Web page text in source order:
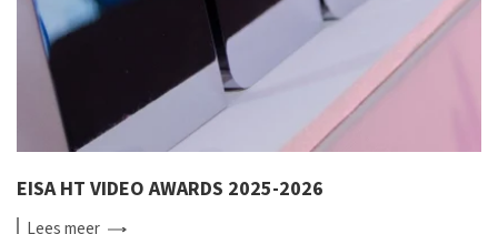
EISA HT VIDEO AWARDS 2025-2026
Leesmeer